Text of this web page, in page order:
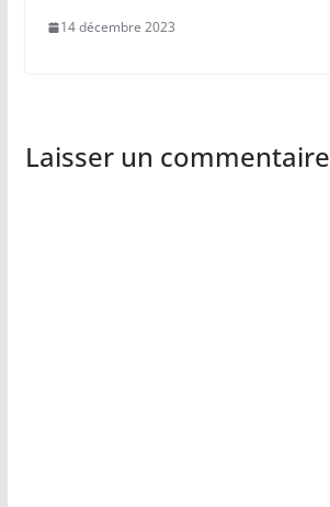
14 décembre 2023
Laisser un commentaire